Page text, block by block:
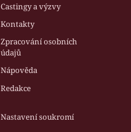
Castingy a výzvy
Kontakty
Zpracování osobních
údajů
Nápověda
Redakce
Nastavení soukromí